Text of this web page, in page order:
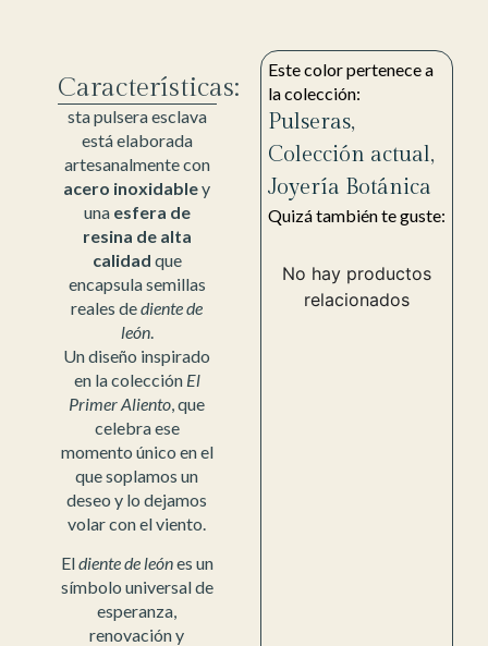
Características:
sta pulsera esclava
está elaborada
artesanalmente con
acero inoxidabley
una esfera de
resina de alta
calidad que
encapsula semillas
reales dediente de
león.
Un diseño inspirado
en la colección El
Primer Aliento , que
celebra ese
momento único en el
que soplamos un
deseo y lo dejamos
volar con el viento.
Eldiente de leónes un
símbolo universal de
esperanza,
renovación y
Este color pertenece a
la colección:
Pulseras,
Colección actual,
Joyería Botánica
Quizá también te guste:
No hay productos
relacionados